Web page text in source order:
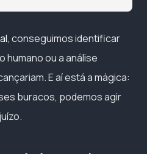
, conseguimos identificar
humano ou a análise
E aí está a mágica:
buracos, podemos agir